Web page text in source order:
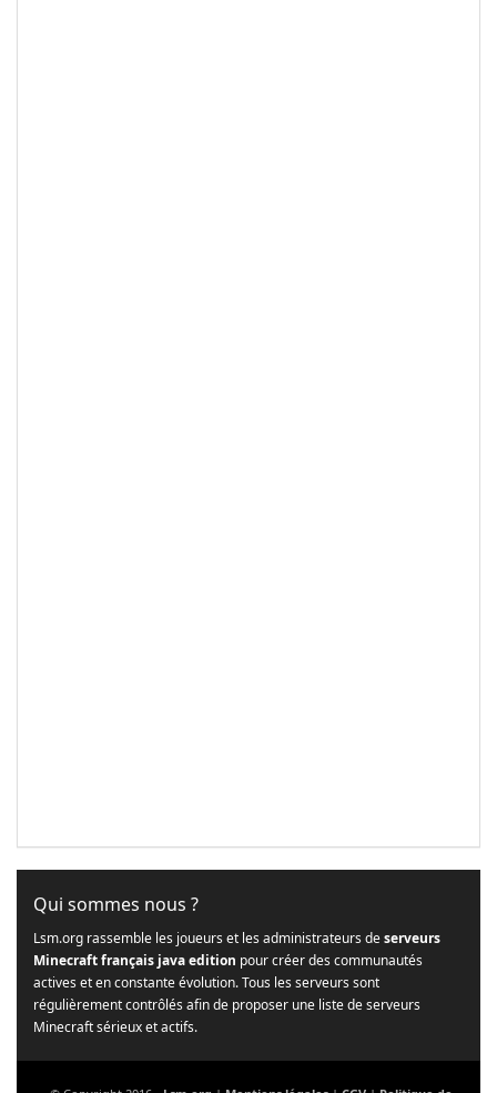
Qui sommes nous ?
Lsm.org rassemble les joueurs et les administrateurs deserveurs
Minecraft français java edition pour créer des communautés
actives et en constante évolution. Tous les serveurs sont
régulièrement contrôlés afin de proposer une liste de serveurs
Minecraft sérieux et actifs.